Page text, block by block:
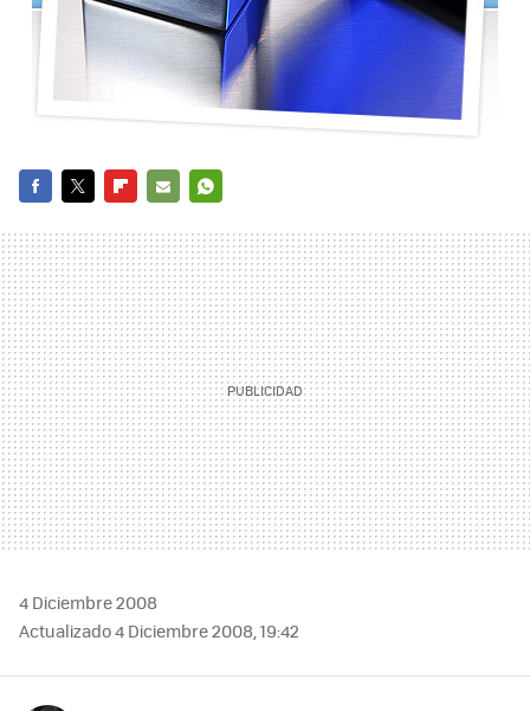
MAIL
4 Diciembre 2008
Actualizado 4 Diciembre 2008, 19:42